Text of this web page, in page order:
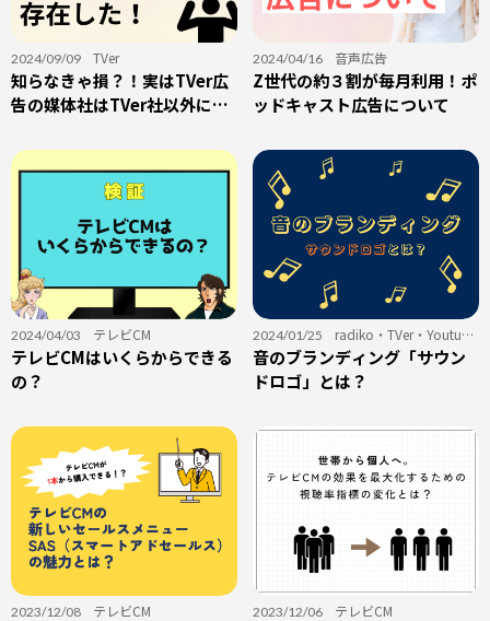
2024/09/09 TVer
知らなきゃ損？！実はTVer広
告の媒体社はTVer社以外に存
2024/04/16 音声広告
Z世代の約３割が毎月利用！ポ
ッドキャスト広告について
2024/04/03 テレビCM
テレビCMはいくらからできる
の？
2024/01/25 radiko ・ TVer・ Youtube
広告・シネアド・テレビCM・ビジョ
ン広告・ ラジオCM
音のブランディング「サウン
ドロゴ」とは？
2023/12/08 テレビCM 2023/12/06 テレビCM